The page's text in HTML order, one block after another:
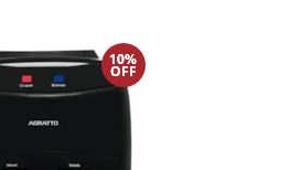
10%
OFF